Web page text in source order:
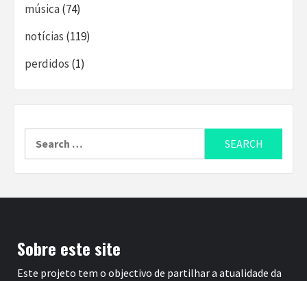
música(74)
notícias (119)
perdidos (1)
for:
Sobre este site
Este projeto tem o objectivo de partilhar a atualidade da